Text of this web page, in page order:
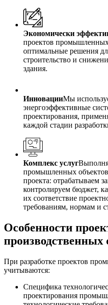
Экономически
проектов
оптимальные решения
строительство и
здания.
ИнновацииМы
энергоэффективные
проектирования,
каждой стадии
Комплекс услуг
промышленных
проекта: отрабатываем
контролируем бюджет,
их соответствие
требованиям, нормам и
Особенности
производственных
При разработке проектов
учитываются:
Специфика
проектирования